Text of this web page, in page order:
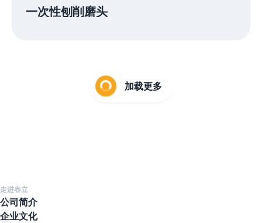
一次性刨削磨头
加载更多
走进春立
公司简介
企业文化